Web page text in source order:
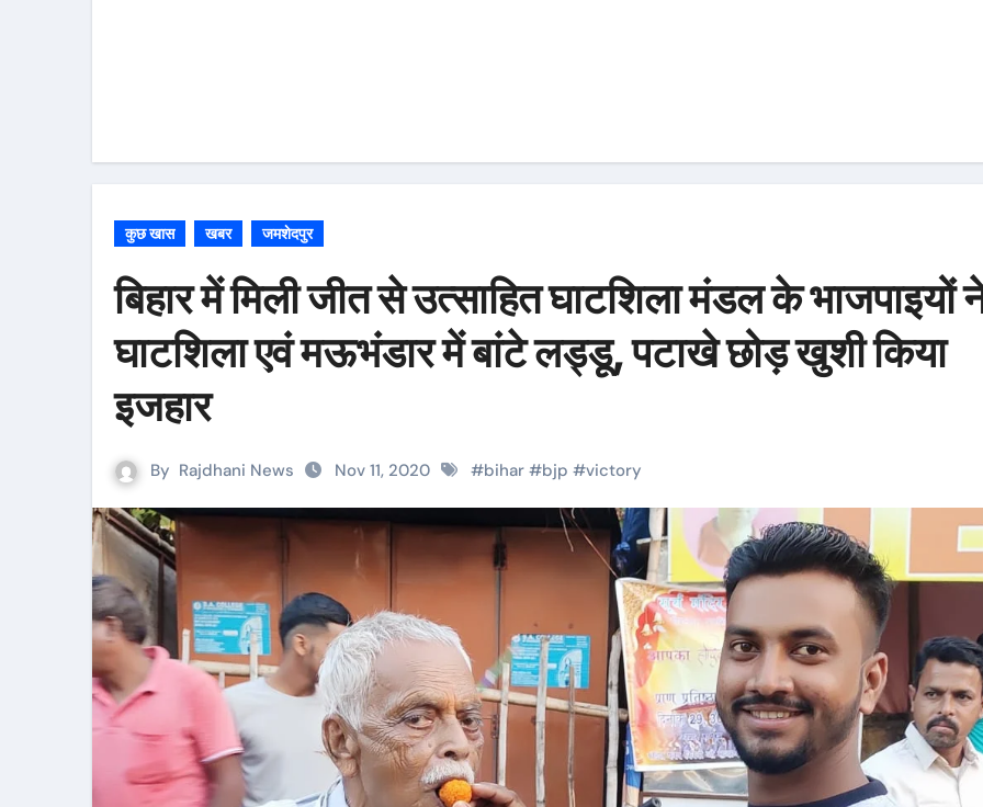
कुछ खास खबर जमशेदपुर
बिहार में मिली जीत से उत्साहित घाटशिला मंडल के भाजपाइयों
घाटशिला एवं मऊभंडार में बांटे लड्डू, पटाखे छोड़ खुशी किया
इजहार
By Rajdhani News Nov 11, 2020 #bihar #bjp #victory